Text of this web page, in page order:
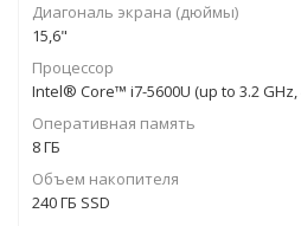
Диагональ экрана (дюймы)
15,6"
Процессор
Intel® Core™ i7-5600U (up to 3.2 GHz,
Оперативная память
8 ГБ
Объем накопителя
240 ГБ SSD